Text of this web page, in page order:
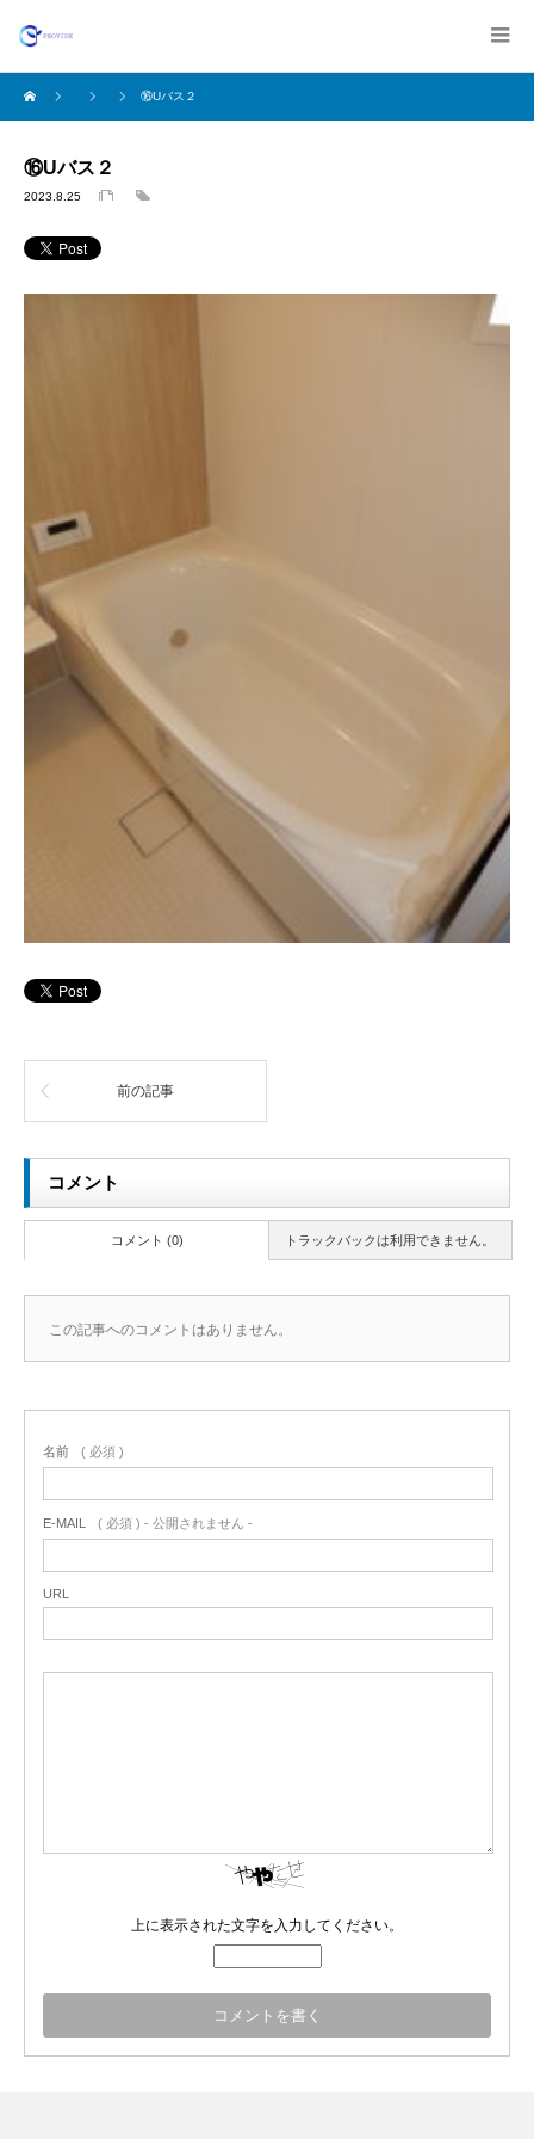
⑯Uバス２
⑯Uバス２
2023.8.25
前の記事
コメント
トラックバックは利用できません。
コメント (0)
この記事へのコメントはありません。
名前 ( 必須 )
E-MAIL ( 必須 ) - 公開されません -
URL
上に表示された文字を入力してください。